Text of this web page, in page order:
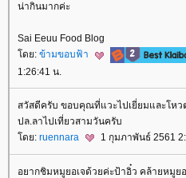
น่ากินมากค่ะ
Sai Eeuu Food Blog
ดย: ข้ามขอบฟ้า
1:26:41 น.
สวัสดีครับ ขอบคุณที่แวะไปเยี่ยมและโหว
ปล.ลาไปเที่ยวสามวันครับ
ดย: ruennara 1 กุมภาพันธ์ 2561
อยากชิมหมูยอเจด้วยค่ะป้าอิ๋ว คล้ายหมูย